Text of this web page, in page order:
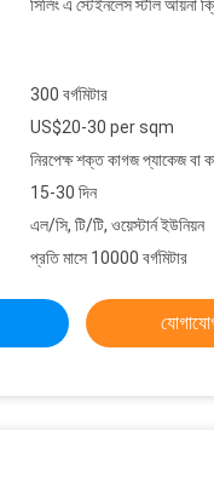
সিলিং এ স্টেইনলেস স্টীল আয়না
300 বর্গমিটার
US$20-30 per sqm
নিরপেক্ষ শক্ত কাগজ প্যাকেজ বা
15-30 দিন
এল/সি, টি/টি, ওয়েস্টার্ন ইউনিয়ন
প্রতি মাসে 10000 বর্গমিটার